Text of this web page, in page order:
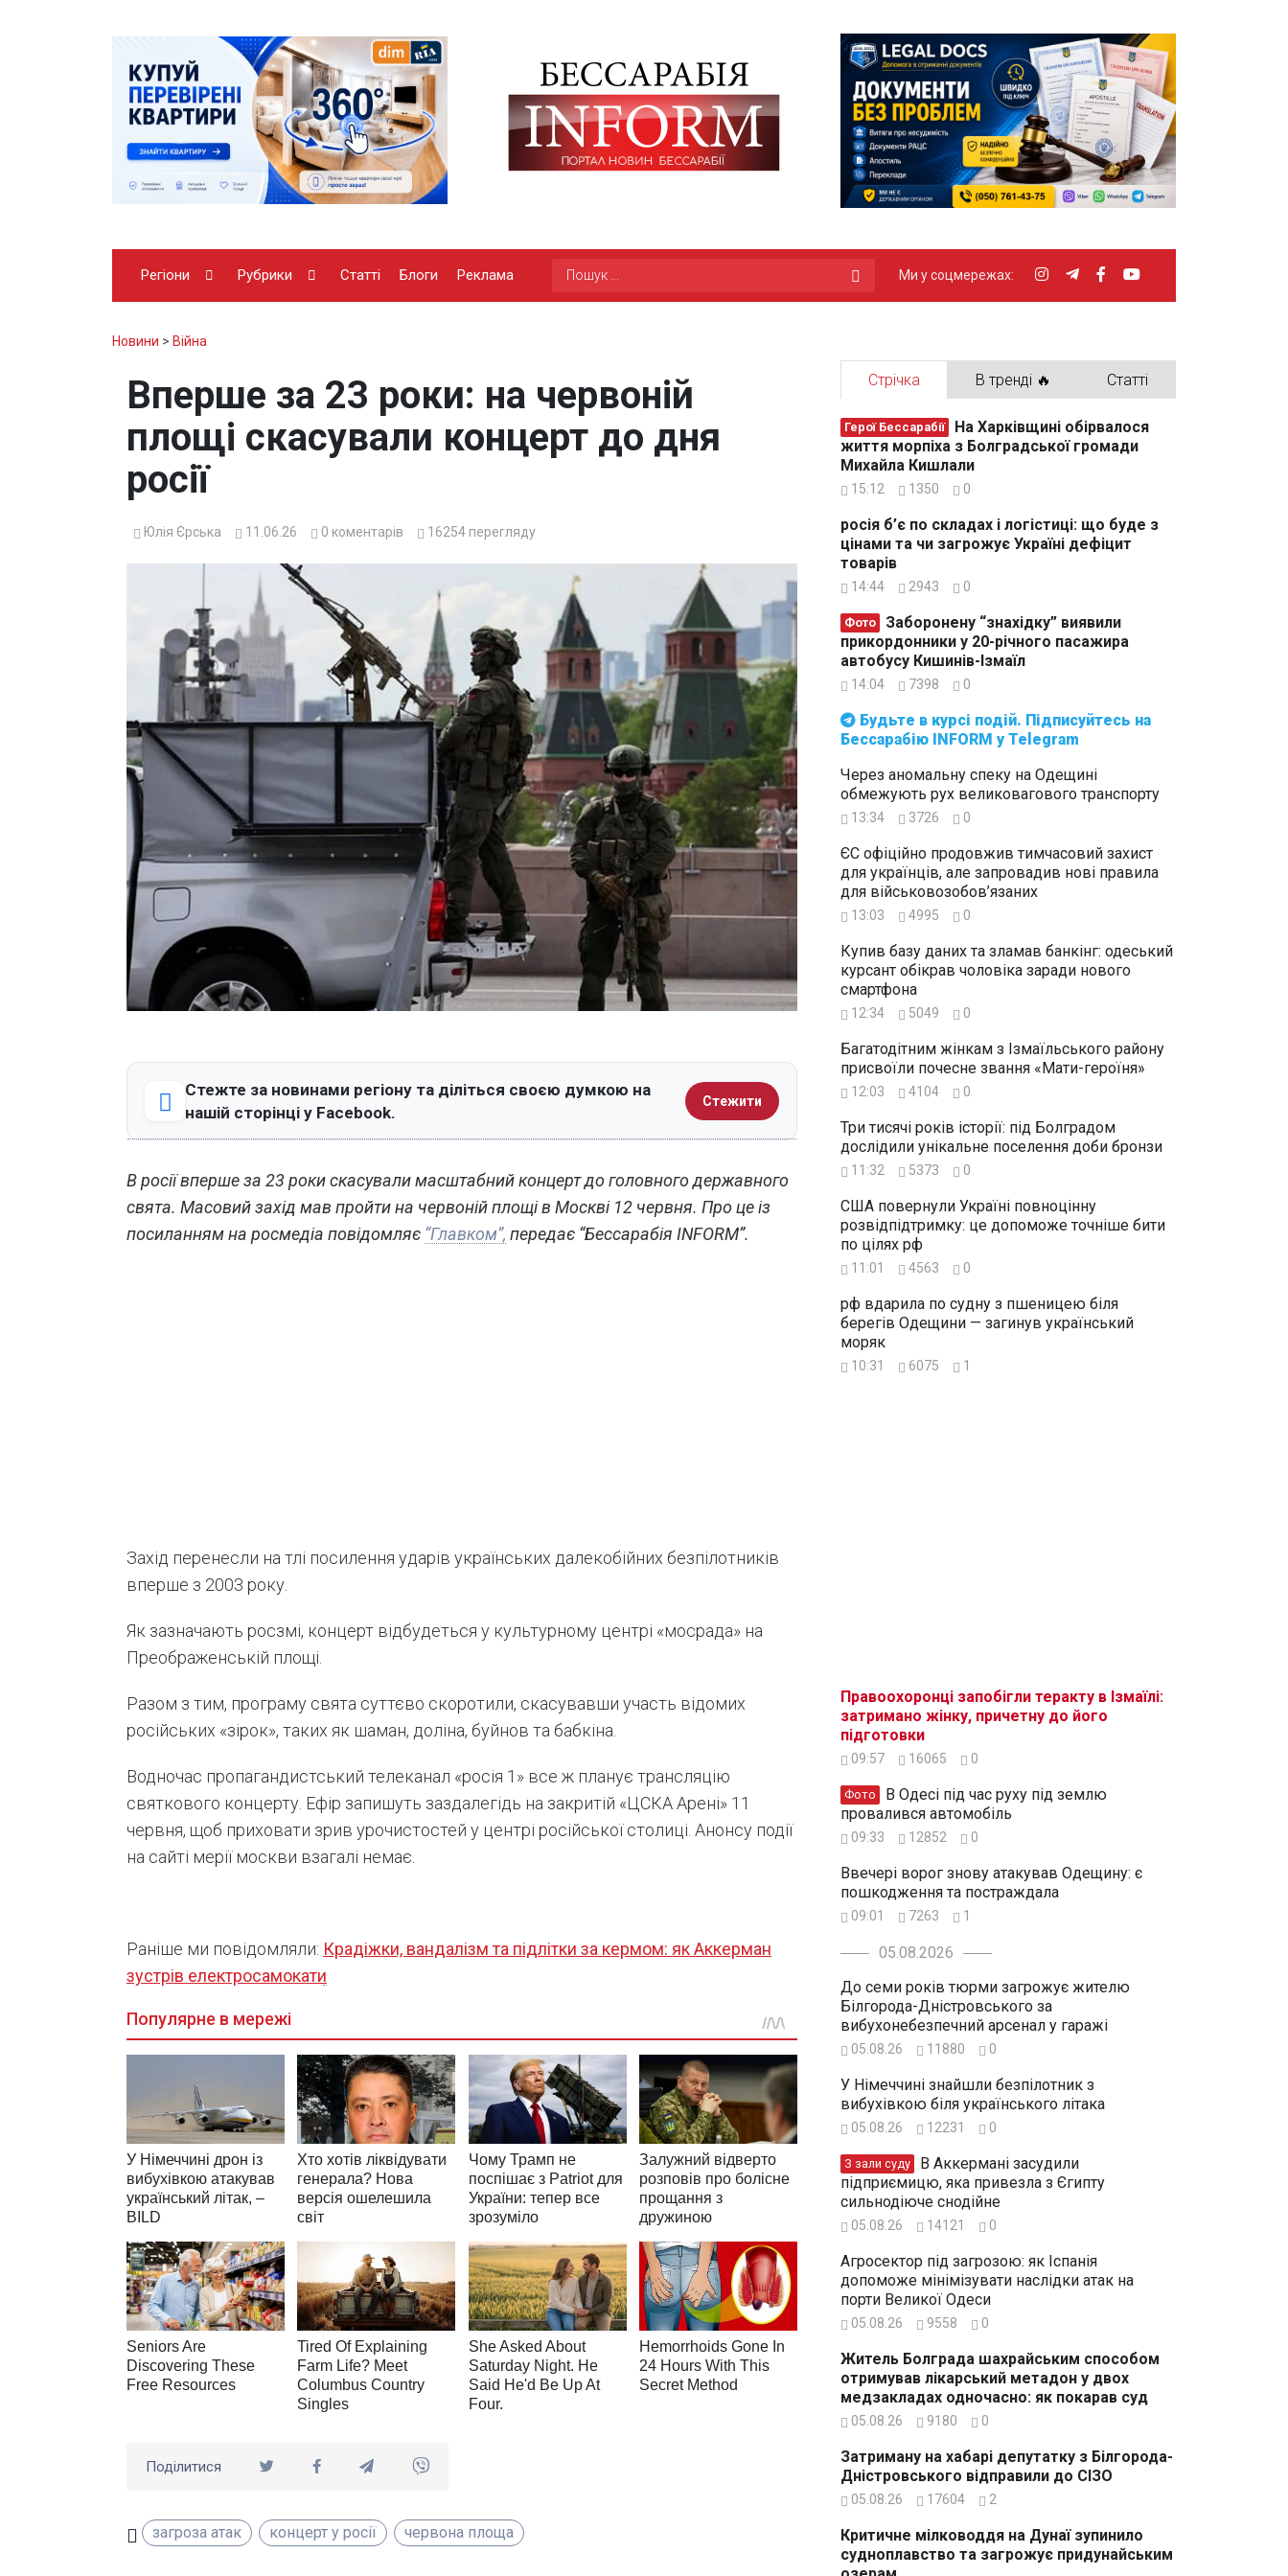
Регіони Рубрики Статті Блоги Реклама Ми у соцмережах:
Новини > Війна
Вперше за 23 роки: на червоній
площі скасували концерт до дня
росії
Юлія Єрська 11.06.26 0 коментарів 16254 перегляду
Стежте за новинами регіону та діліться своєю думкою на
нашій сторінці у Facebook.
Стежити
В росії вперше за 23 роки скасували масштабний концерт до головного державного
свята. Масовий захід мав пройти на червоній площі в Москві 12 червня. Про це із
посиланням на росмедіа повідомляє “Главком”, передає “Бессарабія INFORM”.
Захід перенесли на тлі посилення ударів українських далекобійних безпілотників
вперше з 2003 року.
Як зазначають росзмі, концерт відбудеться у культурному центрі «мосрада» на
Преображенській площі.
Разом з тим, програму свята суттєво скоротили, скасувавши участь відомих
російських «зірок», таких як шаман, доліна, буйнов та бабкіна.
Водночас пропагандистський телеканал «росія 1» все ж планує трансляцію
святкового концерту. Ефір запишуть заздалегідь на закритій «ЦСКА Арені» 11
червня, щоб приховати зрив урочистостей у центрі російської столиці. Анонсу події
на сайті мерії москви взагалі немає.
Раніше ми повідомляли: Крадіжки, вандалізм та підлітки за кермом: як Аккерман
зустрів електросамокати
Поділитися
загроза атак концерт у росії червона площа
Стрічка В тренді 🔥 Статті
Бессарабію INFORM у Telegram
Герої Бессарабії
життя морпіха з Болградської громади
Михайла Кишлали
15:12 1350 0
росія б’є по складах і логістиці: що буде з
цінами та чи загрожує Україні дефіцит
товарів
14:44 2943 0
Фото
прикордонники у 20-річного пасажира
автобусу Кишинів-Ізмаїл
14:04 7398 0
Через аномальну спеку на Одещині
обмежують рух великовагового транспорту
13:34 3726 0
ЄС офіційно продовжив тимчасовий захист
для українців, але запровадив нові правила
для військовозобов’язаних
13:03 4995 0
Купив базу даних та зламав банкінг: одеський
курсант обікрав чоловіка заради нового
смартфона
12:34 5049 0
Багатодітним жінкам з Ізмаїльського району
присвоїли почесне звання «Мати-героїня»
12:03 4104 0
Три тисячі років історії: під Болградом
дослідили унікальне поселення доби бронзи
11:32 5373 0
США повернули Україні повноцінну
розвідпідтримку: це допоможе точніше бити
по цілях рф
11:01 4563 0
рф вдарила по судну з пшеницею біля
берегів Одещини — загинув український
моряк
10:31 6075 1
Правоохоронці запобігли теракту в Ізмаїлі:
затримано жінку, причетну до його
підготовки
09:57 16065 0
Фото
провалився автомобіль
09:33 12852 0
Ввечері ворог знову атакував Одещину: є
пошкодження та постраждала
09:01 7263 1
05.08.2026
До семи років тюрми загрожує жителю
Білгорода-Дністровського за
вибухонебезпечний арсенал у гаражі
05.08.26 11880 0
У Німеччині знайшли безпілотник з
вибухівкою біля українського літака
05.08.26 12231 0
З зали суду
підприємицю, яка привезла з Єгипту
сильнодіюче снодійне
05.08.26 14121 0
Агросектор під загрозою: як Іспанія
допоможе мінімізувати наслідки атак на
порти Великої Одеси
05.08.26 9558 0
Житель Болграда шахрайським способом
отримував лікарський метадон у двох
медзакладах одночасно: як покарав суд
05.08.26 9180 0
Затриману на хабарі депутатку з Білгорода-
Дністровського відправили до СІЗО
05.08.26 17604 2
Критичне мілководдя на Дунаї зупинило
судноплавство та загрожує придунайським